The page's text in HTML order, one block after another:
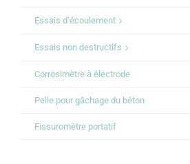
Essais d’écoulement
Essais non destructifs
Corrosimètre à électrode
Pelle pour gâchage du béton
Fissuromètre portatif